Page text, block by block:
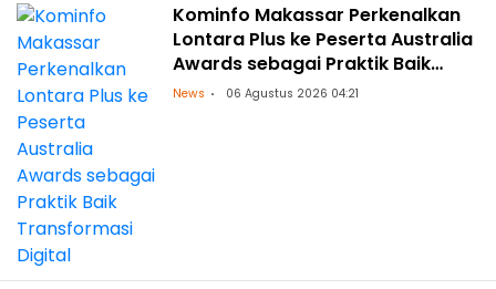
Kominfo Makassar Perkenalkan
Lontara Plus ke Peserta Australia
Awards sebagai Praktik Baik
Transformasi Digital
News 06 Agustus 2026 04:21